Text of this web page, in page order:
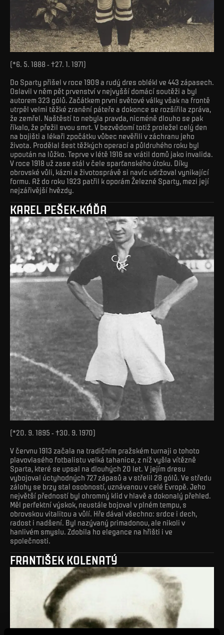
(*6. 5. 1888 - †27. 1. 1971)
Do Sparty přišel v roce 1909 a rudý dres oblékl ve 443 zápasech.
Oslavil v něm pět prvenství v nejvyšší domácí soutěži a byl
autorem 323 gólů. Začátkem první světové války však na frontě
utrpěl velmi těžké zranění páteře a dokonce se rozšířila zpráva,
že zemřel. Naštěstí to nebyla pravda, nicméně dlouho se pak
říkalo, že přežil svou smrt. V bezvědomí totiž proležel celý den
na bojišti a lékaři zpočátku vůbec nevěřili v záchranu jeho
života. Prodělal šest těžkých operací a půldruhého roku byl
upoután na lůžko. Teprve v létě 1916 se vrátil domů jako invalida.
V roce 1918 už zase stál v čele sparťanského útoku. Díky
obrovské vůli, kázni a životosprávě si navíc udržoval vynikající
formu. Až do roku 1923 patřil k oporám Železné Sparty, mezi její
nejzářivější hvězdy.
KAREL PEŠEK-KÁĎA
(*20. 9. 1895 - †30. 9. 1970)
V červnu 1913 začala na tradičním pražském turnaji o tohoto
plavovlasého fotbalistu velká tahanice, z níž vyšla vítězně
Sparta, které se upsal na dlouhých 20 let. V jejím dresu
vybojoval úctyhodných 727 zápasů a v střelil 28 gólů. Ve středu
zálohy se brzy stal osobností, uznávanou v celé Evropě. Jeho
největší předností byl ohromný klid v hlavě a dokonalý přehled.
Měl perfektní výskok, neustále bojoval v plném tempu, s
obrovskou vitalitou a vůlí. Hře dával všechno: srdce i dech,
radost i nadšení. Byl nazývaný primadonou, ale nikoli v
hanlivém smyslu. Zdobila ho elegance na hřišti i ve
společnosti.
FRANTIŠEK KOLENATÝ